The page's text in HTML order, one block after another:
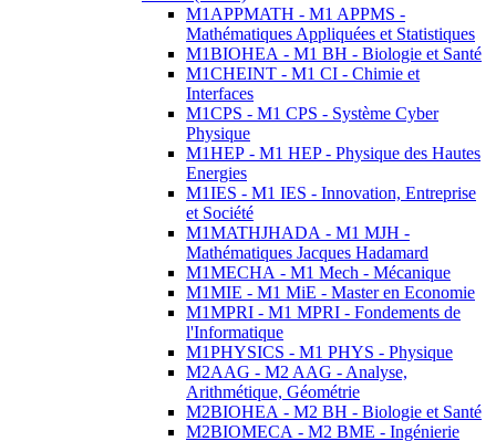
M1APPMATH - M1 APPMS -
Mathématiques Appliquées et Statistiques
M1BIOHEA - M1 BH - Biologie et Santé
M1CHEINT - M1 CI - Chimie et
Interfaces
M1CPS - M1 CPS - Système Cyber
Physique
M1HEP - M1 HEP - Physique des Hautes
Energies
M1IES - M1 IES - Innovation, Entreprise
et Société
M1MATHJHADA - M1 MJH -
Mathématiques Jacques Hadamard
M1MECHA - M1 Mech - Mécanique
M1MIE - M1 MiE - Master en Economie
M1MPRI - M1 MPRI - Fondements de
l'Informatique
M1PHYSICS - M1 PHYS - Physique
M2AAG - M2 AAG - Analyse,
Arithmétique, Géométrie
M2BIOHEA - M2 BH - Biologie et Santé
M2BIOMECA - M2 BME - Ingénierie